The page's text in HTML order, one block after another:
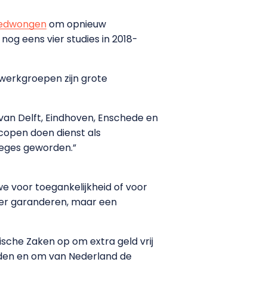
om opnieuw
eens vier studies in 2018-
zijn grote
Delft, Eindhoven, Enschede en
doen dienst als
geworden.”
voor toegankelijkheid of voor
garanderen, maar een
Zaken op om extra geld vrij
en om van Nederland de